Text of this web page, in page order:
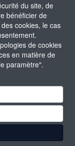
du site, de
bénéficier de
cookies, le cas
de cookies
en matière de
paramètre".